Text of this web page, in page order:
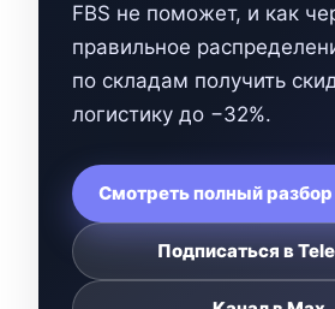
FBS не поможет, и как
правильное
по складам получить
логистику до −32%.
Смотреть полный разбор
Подписаться в